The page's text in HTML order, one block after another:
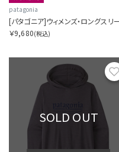
patagonia
￥9,680(税込)
SOLD OUT